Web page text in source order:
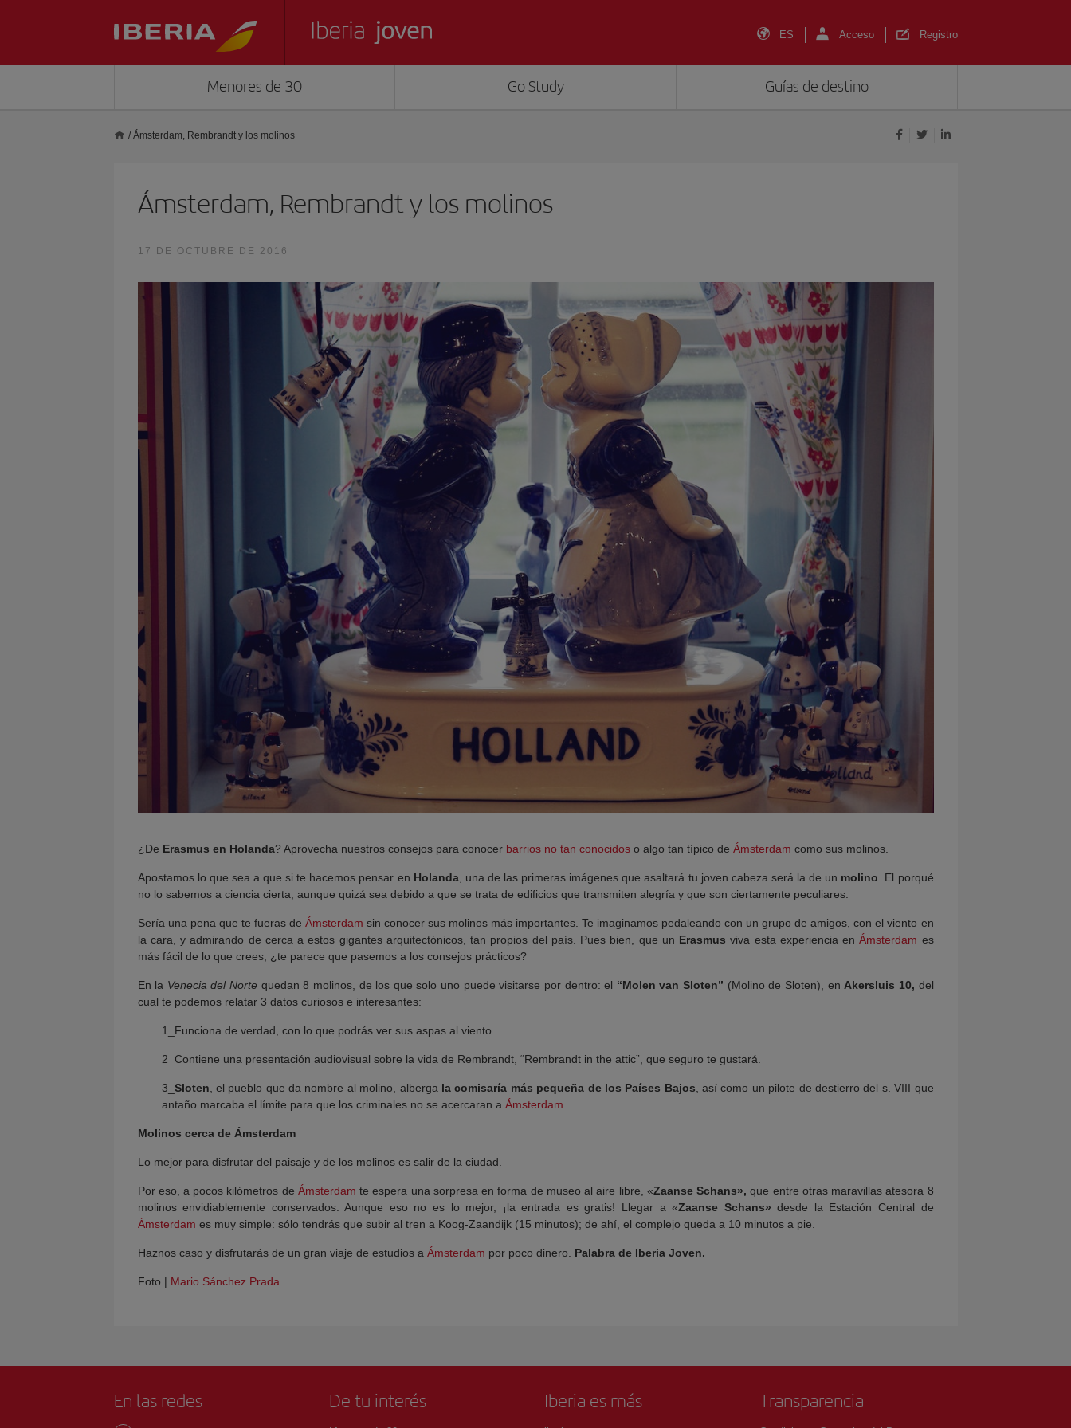
ES Acceso Registro
Menores de 30 Go Study Guías de destino
/ Ámsterdam, Rembrandt y los molinos
Ámsterdam, Rembrandt y los molinos
17 DE OCTUBRE DE 2016
¿De Erasmus en Holanda? Aprovecha nuestros consejos para conocer barrios no tan conocidoso algo tan típico de Ámsterdam como sus molinos.
Apostamos lo que sea a que si te hacemos pensar en Holanda, una de las primeras imágenes que asaltará tu joven cabeza será la de un molino . El porqué
no lo sabemos a ciencia cierta, aunque quizá sea debido a que se trata de edificios que transmiten alegría y que son ciertamente peculiares.
Sería una pena que te fueras de Ámsterdam sin conocer sus molinos más importantes. Te imaginamos pedaleando con un grupo de amigos, con el viento en
la cara, y admirando de cerca a estos gigantes arquitectónicos, tan propios del país. Pues bien, que un Erasmusviva esta experiencia enÁmsterdam es
más fácil de lo que crees, ¿te parece que pasemos a los consejos prácticos?
En la Venecia del Norte quedan 8 molinos, de los que solo uno puede visitarse por dentro: el “Molen van Sloten” (Molino de Sloten), en Akersluis 10, del
cual te podemos relatar 3 datos curiosos e interesantes:
1_Funciona de verdad, con lo que podrás ver sus aspas al viento.
2_Contiene una presentación audiovisual sobre la vida de Rembrandt, “Rembrandt in the attic”, que seguro te gustará.
3_ Sloten , el pueblo que da nombre al molino, alberga la comisaría más pequeña de los Países Bajos , así como un pilote de destierro del s. VIII que
antaño marcaba el límite para que los criminales no se acercaran a Ámsterdam
Molinos cerca de Ámsterdam
Lo mejor para disfrutar del paisaje y de los molinos es salir de la ciudad.
Por eso, a pocos kilómetros de Ámsterdam te espera una sorpresa en forma de museo al aire libre, «Zaanse Schans»,que entre otras maravillas atesora 8
molinos envidiablemente conservados. Aunque eso no es lo mejor, ¡la entrada es gratis! Llegar a «Zaanse Schans» desde la Estación Central de
Ámsterdam es muy simple: sólo tendrás que subir al tren a Koog-Zaandijk (15 minutos); de ahí, el complejo queda a 10 minutos a pie.
Haznos caso y disfrutarás de un gran viaje de estudios a Ámsterdam por poco dinero. Palabra de Iberia Joven.
Foto | Mario Sánchez Prada
En las redes De tu interés Iberia es más Transparencia